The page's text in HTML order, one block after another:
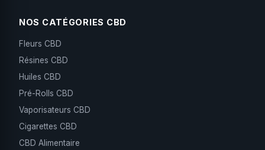
NOS CATÉGORIES CBD
Fleurs CBD
Résines CBD
Huiles CBD
Pré-Rolls CBD
Vaporisateurs CBD
Cigarettes CBD
CBD Alimentaire